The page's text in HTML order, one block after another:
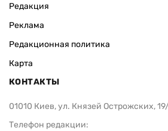
Редакция
Реклама
Редакционная политика
Карта
КОНТАКТЫ
01010 Киев, ул. Князей Острожских,
Телефон редакции: